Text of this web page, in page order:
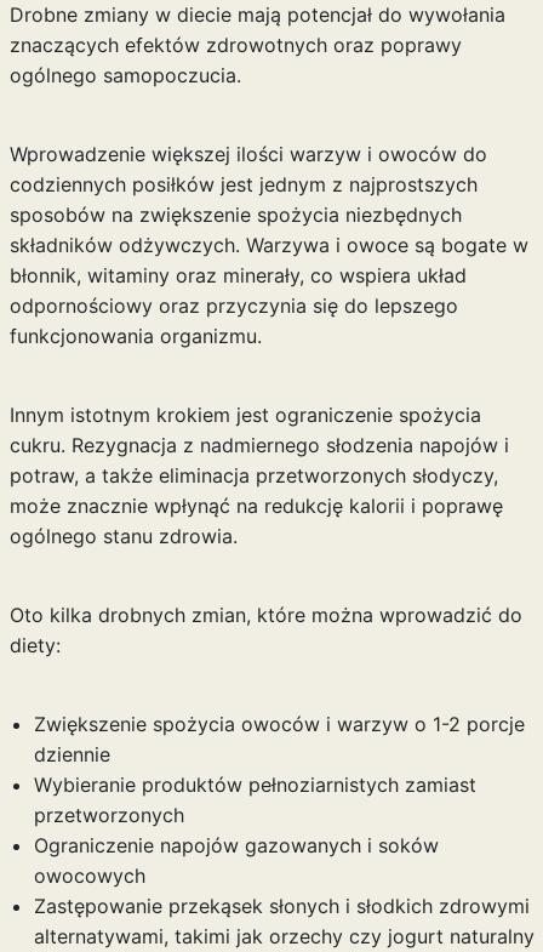
Drobne zmiany w diecie mają potencjał do wywołania
znaczących efektów zdrowotnych oraz poprawy
ogólnego samopoczucia.
Wprowadzenie większej ilości warzyw i owoców do
codziennych posiłków jest jednym z najprostszych
sposobów na zwiększenie spożycia niezbędnych
składników odżywczych. Warzywa i owoce są bogate w
błonnik, witaminy oraz minerały, co wspiera układ
odpornościowy oraz przyczynia się do lepszego
funkcjonowania organizmu.
Innym istotnym krokiem jest ograniczenie spożycia
cukru. Rezygnacja z nadmiernego słodzenia napojów i
potraw, a także eliminacja przetworzonych słodyczy,
może znacznie wpłynąć na redukcję kalorii i poprawę
ogólnego stanu zdrowia.
Oto kilka drobnych zmian, które można wprowadzić do
diety:
Zwiększenie spożycia owoców i warzyw o 1-2 porcje
dziennie
Wybieranie produktów pełnoziarnistych zamiast
przetworzonych
Ograniczenie napojów gazowanych i soków
owocowych
Zastępowanie przekąsek słonych i słodkich zdrowymi
alternatywami, takimi jak orzechy czy jogurt naturalny